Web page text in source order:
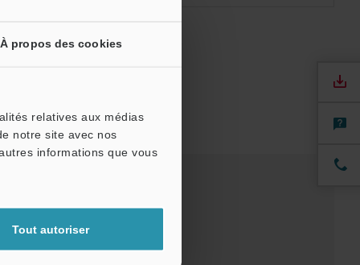
À propos des cookies
relatives aux médias
notre site avec nos
informations que vous
Tout autoriser
Logiciel